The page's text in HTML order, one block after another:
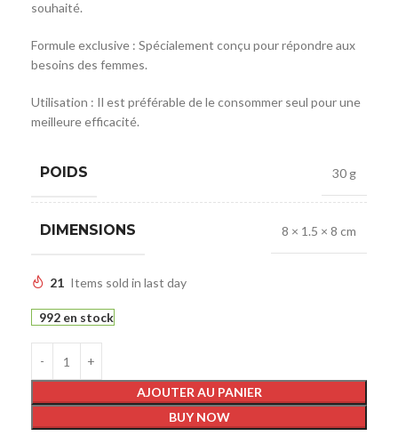
souhaité.
Formule exclusive : Spécialement conçu pour répondre aux
besoins des femmes.
Utilisation : Il est préférable de le consommer seul pour une
meilleure efficacité.
POIDS 30 g
DIMENSIONS 8 × 1.5 × 8 cm
21 Items sold in last day
992 en stock
AJOUTER AU PANIER
BUY NOW